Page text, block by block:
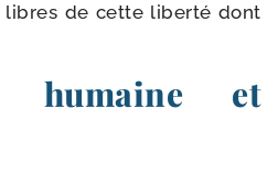
libres de cette liber­té dont
humaine et